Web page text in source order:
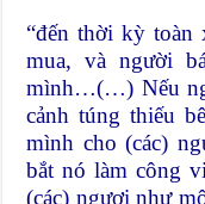
“đến thời kỳ toàn
mua, và người
mình…(…) Nếu
cảnh túng thiếu
mình cho (các)
bắt nó làm công
(các) ngươi như